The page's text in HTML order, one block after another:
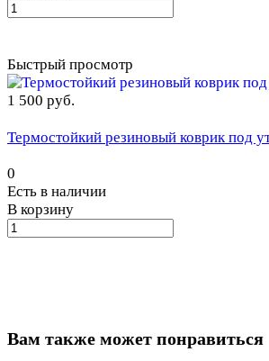
Быстрый просмотр
1 500 руб.
Термостойкий резиновый коврик под
0
Есть в наличии
В корзину
Вам также может понравиться